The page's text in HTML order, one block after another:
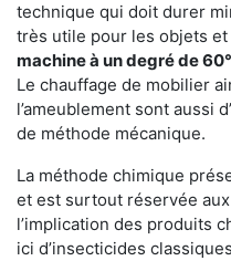
technique qui doit durer
très utile pour les objets
machine à un degré de
Le chauffage de mobilier
l’ameublement sont aussi
de méthode mécanique.
La méthode chimique
et est surtout réservée
l’implication des produits
ici d’insecticides